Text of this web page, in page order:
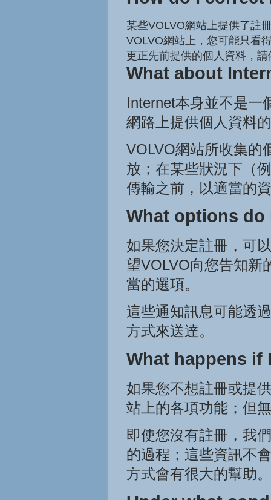
某些VOLVO網站上提供了註
VOLVO網站上，您可能只看
更正先前提供的個人資料，
What about
Internet本身並不是一
網路上提供個人資料
VOLVO網站所收集的
放；在某些狀況下（
傳輸之前，以適當的
What options do
如果您決定註冊，可
望VOLVO向您告知新
當的選項。
這些通知訊息可能透
方式來送達。
What happens if
如果您不想註冊或提
站上的各項功能；但
即使您沒有註冊，我
的過程；這些資訊不
方式會有很大的幫助。